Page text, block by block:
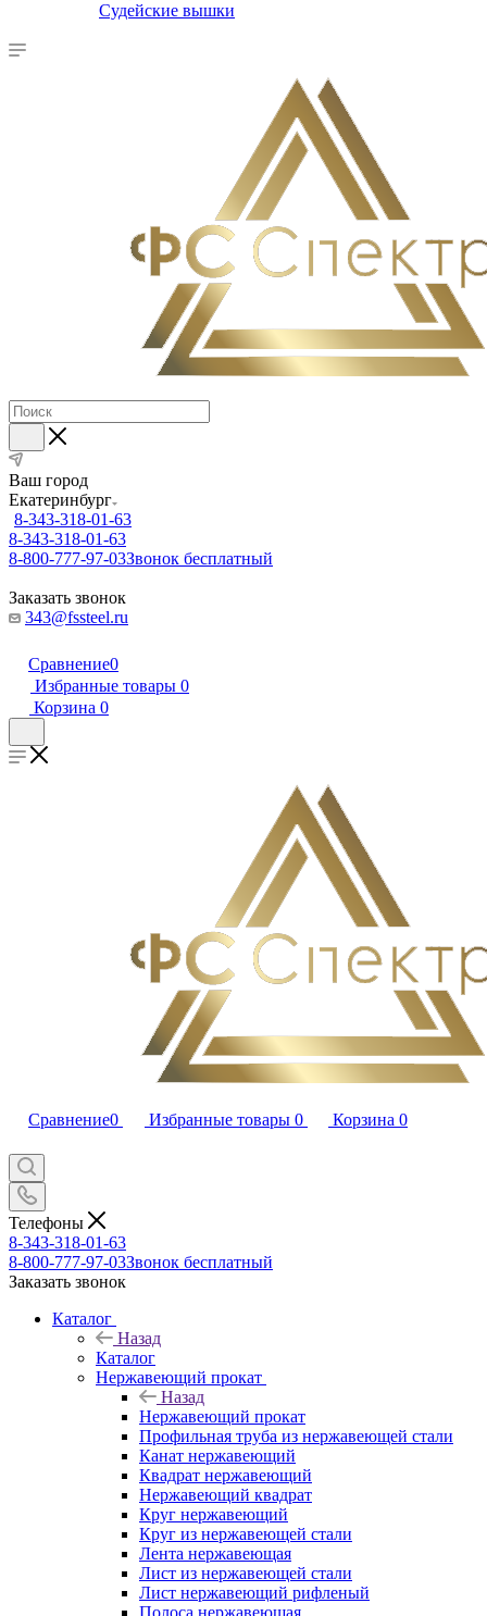
Судейские вышки
Ваш город
Екатеринбург
8-343-318-01-63
8-343-318-01-63
8-800-777-97-03Звонок бесплатный
Заказать звонок
343@fssteel.ru
Сравнение0
Избранные товары 0
Корзина 0
Сравнение0 Избранные товары 0 Корзина 0
Телефоны
8-343-318-01-63
8-800-777-97-03Звонок бесплатный
Заказать звонок
Каталог
Назад
Каталог
Нержавеющий прокат
Назад
Нержавеющий прокат
Профильная труба из нержавеющей стали
Канат нержавеющий
Квадрат нержавеющий
Нержавеющий квадрат
Круг нержавеющий
Круг из нержавеющей стали
Лента нержавеющая
Лист из нержавеющей стали
Лист нержавеющий рифленый
Полоса нержавеющая